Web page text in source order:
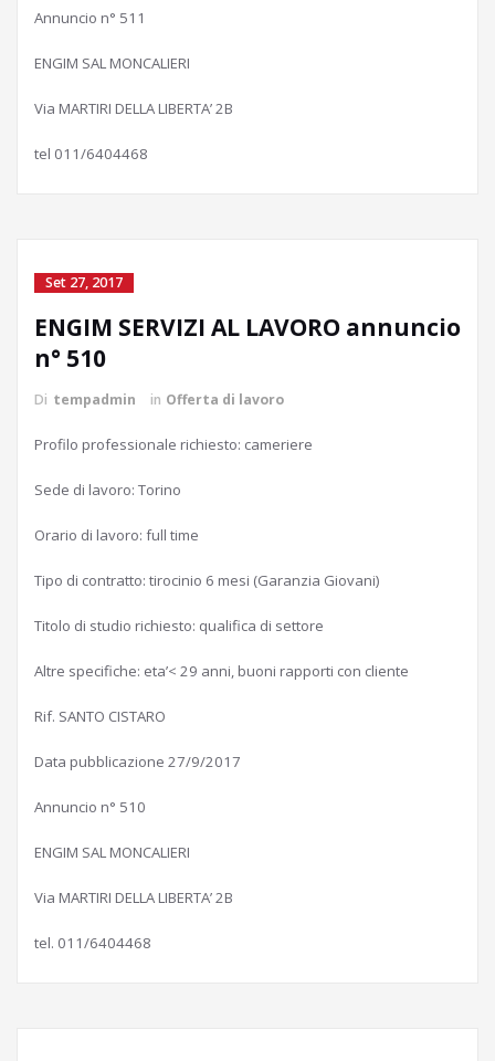
Annuncio n° 511
ENGIM SAL MONCALIERI
Via MARTIRI DELLA LIBERTA’ 2B
tel 011/6404468
Set 27, 2017
ENGIM SERVIZI AL LAVORO annuncio
n° 510
Di tempadmin in Offerta di lavoro
Profilo professionale richiesto: cameriere
Sede di lavoro: Torino
Orario di lavoro: full time
Tipo di contratto: tirocinio 6 mesi (Garanzia Giovani)
Titolo di studio richiesto: qualifica di settore
Altre specifiche: eta’< 29 anni, buoni rapporti con cliente
Rif. SANTO CISTARO
Data pubblicazione 27/9/2017
Annuncio n° 510
ENGIM SAL MONCALIERI
Via MARTIRI DELLA LIBERTA’ 2B
tel. 011/6404468